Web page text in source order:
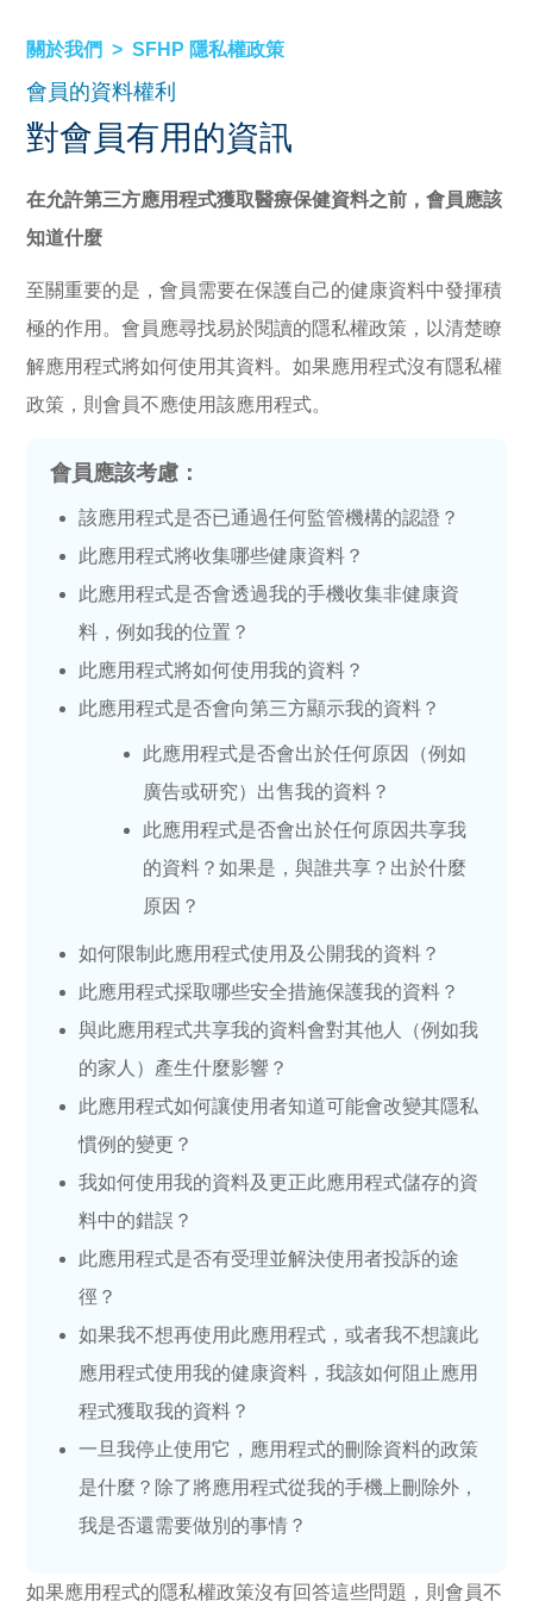
關於我們 SFHP 隱私權政策
會員的資料權利
對會員有用的資訊
在允許第三方應用程式獲取醫療保健資料之前，會員應該
知道什麼
至關重要的是，會員需要在保護自己的健康資料中發揮積
極的作用。會員應尋找易於閱讀的隱私權政策，以清楚瞭
解應用程式將如何使用其資料。如果應用程式沒有隱私權
政策，則會員不應使用該應用程式。
會員應該考慮：
該應用程式是否已通過任何監管機構的認證？
此應用程式將收集哪些健康資料？
此應用程式是否會透過我的手機收集非健康資
料，例如我的位置？
此應用程式將如何使用我的資料？
此應用程式是否會向第三方顯示我的資料？
此應用程式是否會出於任何原因（例如
廣告或研究）出售我的資料？
此應用程式是否會出於任何原因共享我
的資料？如果是，與誰共享？出於什麼
原因？
如何限制此應用程式使用及公開我的資料？
此應用程式採取哪些安全措施保護我的資料？
與此應用程式共享我的資料會對其他人（例如我
的家人）產生什麼影響？
此應用程式如何讓使用者知道可能會改變其隱私
慣例的變更？
我如何使用我的資料及更正此應用程式儲存的資
料中的錯誤？
此應用程式是否有受理並解決使用者投訴的途
徑？
如果我不想再使用此應用程式，或者我不想讓此
應用程式使用我的健康資料，我該如何阻止應用
程式獲取我的資料？
一旦我停止使用它，應用程式的刪除資料的政策
是什麼？除了將應用程式從我的手機上刪除外，
我是否還需要做別的事情？
如果應用程式的隱私權政策沒有回答這些問題，則會員不